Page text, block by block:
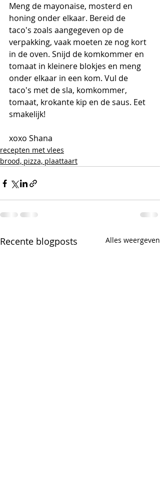
Meng de mayonaise, mosterd en
honing onder elkaar. Bereid de
taco's zoals aangegeven op de
verpakking, vaak moeten ze nog kort
in de oven. Snijd de komkommer en
tomaat in kleinere blokjes en meng
onder elkaar in een kom. Vul de
taco's met de sla, komkommer,
tomaat, krokante kip en de saus. Eet
smakelijk!
xoxo Shana
recepten met vlees
brood, pizza, plaattaart
Recente blogposts Alles weergeven